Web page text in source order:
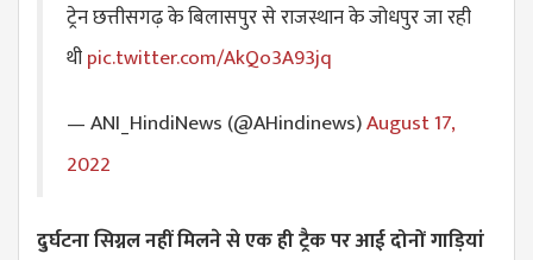
ट्रेन छत्तीसगढ़ के बिलासपुर से राजस्थान के जोधपुर जा रही
थीpic.twitter.com/AkQo3A93jq
— ANI_HindiNews (@AHindinews)August 17,
2022
दुर्घटना सिग्नल नहीं मिलने से एक ही ट्रैक पर आई दोनों गाड़ियां